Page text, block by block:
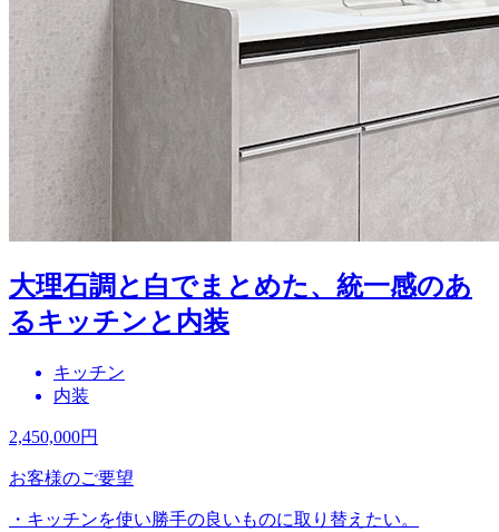
大理石調と白でまとめた、統一感のあ
るキッチンと内装
キッチン
内装
2,450,000円
お客様のご要望
・キッチンを使い勝手の良いものに取り替えたい。